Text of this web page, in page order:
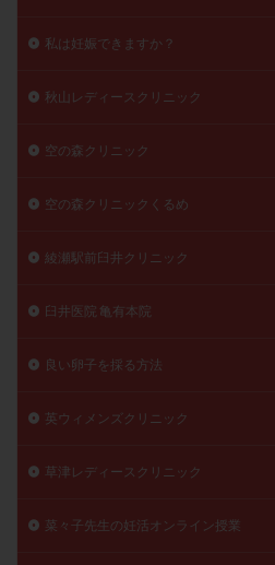
私は妊娠できますか？
秋山レディースクリニック
空の森クリニック
空の森クリニックくるめ
綾瀬駅前臼井クリニック
臼井医院 亀有本院
良い卵子を採る方法
英ウィメンズクリニック
草津レディースクリニック
菜々子先生の妊活オンライン授業